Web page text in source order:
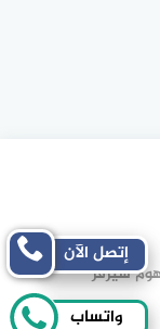
إتصل الآن
واتساب